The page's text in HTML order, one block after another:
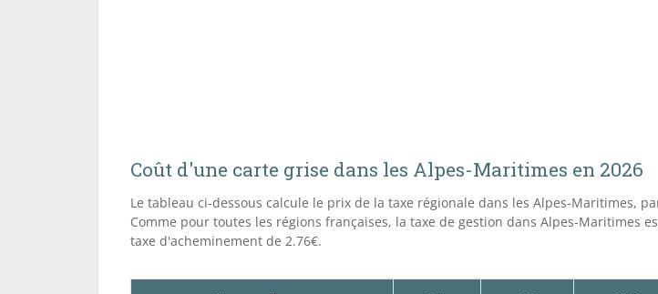
Coût d'une carte grise dans les Alpes-Maritimes en 2026
Le tableau ci-dessous calcule le prix de la taxe régionale dans les Alpes-Maritimes,
Comme pour toutes les régions françaises, la taxe de gestion dans Alpes-Maritimes
taxe d'acheminement de 2.76€.